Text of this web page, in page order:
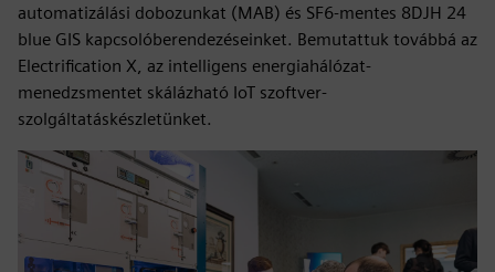
automatizálási dobozunkat (MAB) és SF6-mentes 8DJH 24
blue GIS kapcsolóberendezéseinket. Bemutattuk továbbá az
Electrification X, az intelligens energiahálózat-
menedzsmentet skálázható IoT szoftver-
szolgáltatáskészletünket.